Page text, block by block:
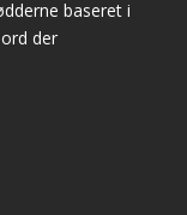
baseret i
der